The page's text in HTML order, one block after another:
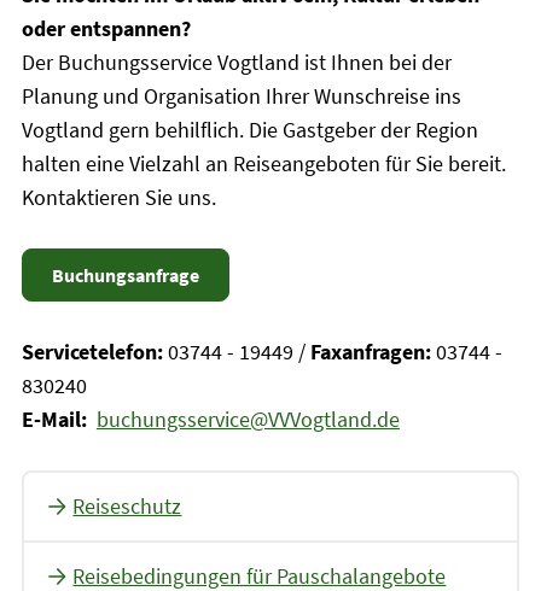
oder entspannen?
Der Buchungsservice Vogtland ist Ihnen bei der
Planung und Organisation Ihrer Wunschreise ins
Vogtland gern behilflich. Die Gastgeber der Region
halten eine Vielzahl an Reiseangeboten für Sie bereit.
Kontaktieren Sie uns.
Buchungsanfrage
Servicetelefon:03744 - 19449 / Faxanfragen:03744 -
830240
E-Mail: buchungsservice@VVVogtland.de
Reiseschutz
Reisebedingungen für Pauschalangebote